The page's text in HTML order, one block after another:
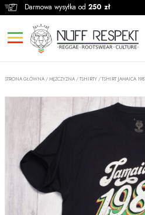
Darmowa wysyłka od 250 zł
STRONA GŁÓWNA /MĘŻCZYZNA /TSHIRTY /TSHIRT JAMAICA